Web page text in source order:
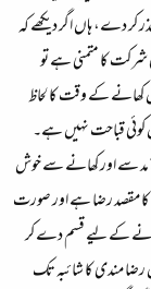
دے، ہاں اگر دیکھے کہ
کا متمنی ہے تو
کھانے کے وقت کا لحاظ
قباحت نہیں ہے۔
سے اور کھانے سے خوش
کا مقصد رضا ہے اور صورت
کے لیے قسم دے کر
مندی کا شائبہ تک